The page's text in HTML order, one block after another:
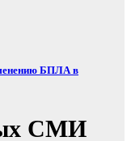
БПЛА в